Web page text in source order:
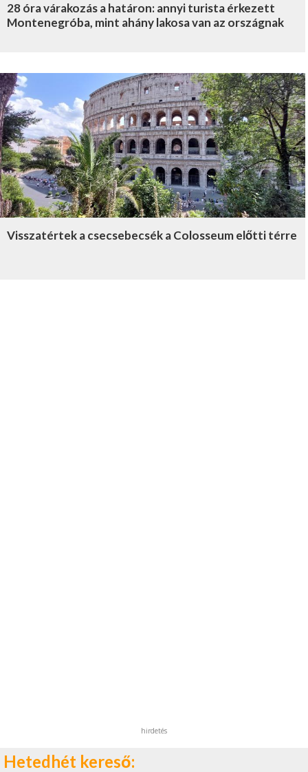
28 óra várakozás a határon: annyi turista érkezett
Montenegróba, mint ahány lakosa van az országnak
Visszatértek a csecsebecsék a Colosseum előtti térre
hirdetés
Hetedhét kereső: